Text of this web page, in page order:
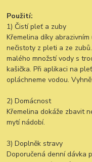
Použití:
1) Čistí pleť a zuby
Křemelina díky
nečistoty z pleti a ze
malého množstí vody s
kašička. Při aplikaci na
opláchneme vodou.
2) Domácnost
Křemelina dokáže zbavit
mytí nádobí.
3) Doplněk stravy
Doporučená denní dávka